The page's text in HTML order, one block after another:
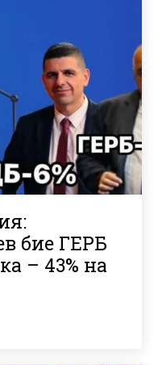
бие ГЕРБ
– 43% на